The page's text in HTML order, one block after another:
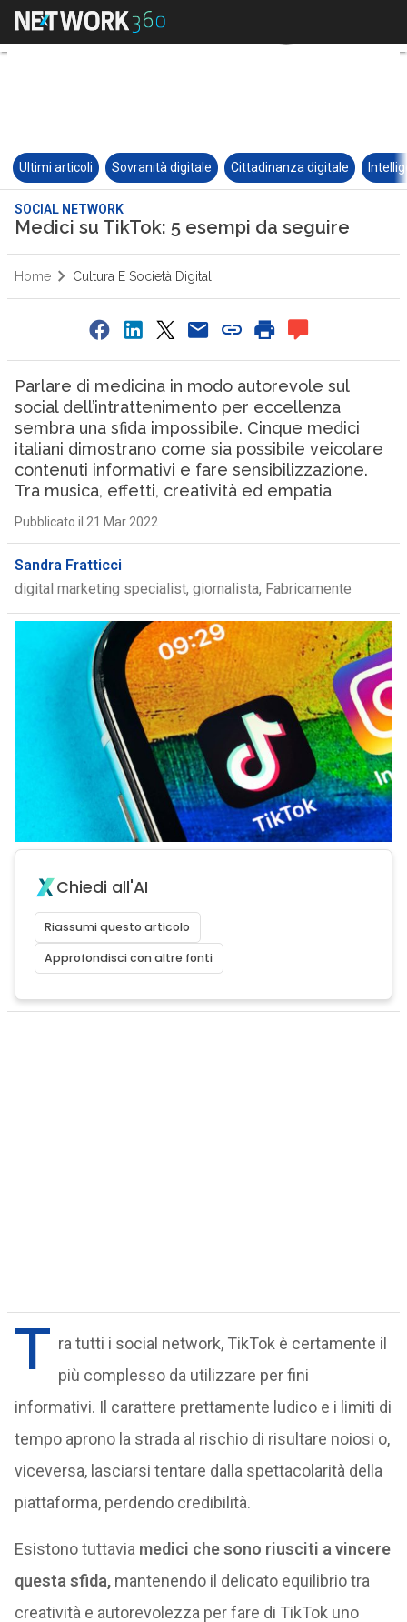
Ultimi articoli Sovranità digitale Cittadinanza digitale
SOCIAL NETWORK
Medici su TikTok: 5 esempi da seguire
Home Cultura E Società Digitali
Parlare di medicina in modo autorevole sul
social dell’intrattenimento per eccellenza
sembra una sfida impossibile. Cinque medici
italiani dimostrano come sia possibile veicolare
contenuti informativi e fare sensibilizzazione.
Tra musica, effetti, creatività ed empatia
Pubblicato il 21 Mar 2022
Sandra Fratticci
digital marketing specialist, giornalista, Fabricamente
Chiedi all'AI
Riassumi questo articolo
Approfondisci con altre fonti
T ra tutti i social network, TikTok è certamente il
più complesso da utilizzare per fini
informativi. Il carattere prettamente ludico e i limiti di
tempo aprono la strada al rischio di risultare noiosi o,
viceversa, lasciarsi tentare dalla spettacolarità della
piattaforma, perdendo credibilità.
Esistono tuttavia medici che sono riusciti a vincere
questa sfida,mantenendo il delicato equilibrio tra
creatività e autorevolezza per fare di TikTok uno